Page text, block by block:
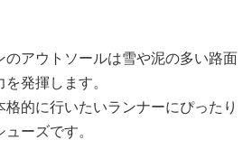
アウトソールは雪や泥の多い路面
発揮します。
的に行いたいランナーにぴったり
ーズです。